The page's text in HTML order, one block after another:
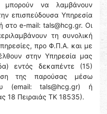
μπορούν να λαμβάνουν
επισπεύδουσα Υπηρεσία
στο e-mail: tals@hcg.gr. Οι
τη συνολική
προ Φ.Π.Α. και με
στην Υπηρεσία μας
εντός δεκαπέντε (15)
της παρούσας μέσω
(email: tals@hcg.gr) ή
18 Πειραιάς ΤΚ 18535).